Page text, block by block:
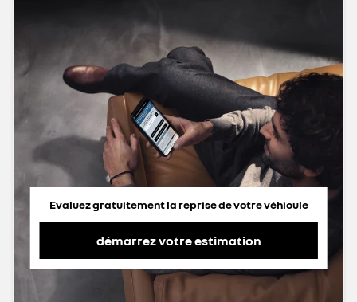
Evaluez gratuitement la reprise de votre véhicule
démarrez votre estimation